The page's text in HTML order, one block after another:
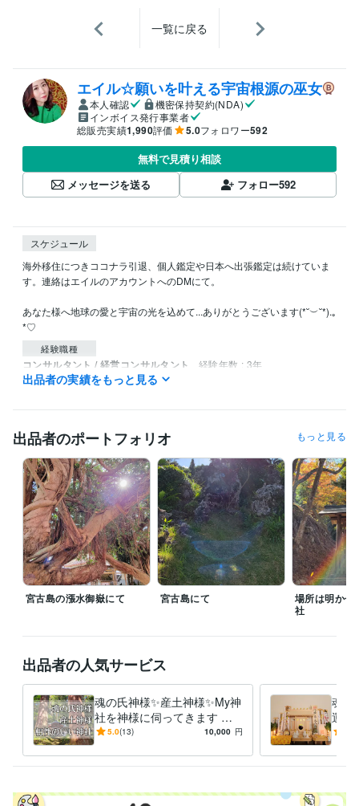
一覧に戻る
エイル☆願いを叶える宇宙根源の巫女
本人確認
機密保持契約(NDA)
インボイス発行事業者
総販売実績1,990評価 5.0フォロワー592
無料で見積り相談
メッセージを送る
フォロー592
スケジュール
海外移住につきココナラ引退、個人鑑定や日本へ出張鑑定は続けていま
す。連絡はエイルのアカウントへのDMにて。
あなた様へ地球の愛と宇宙の光を込めて...ありがとうございます(*˘︶˘*).｡
*♡
経験職種
コンサルタント / 経営コンサルタント 経験年数 : 3年
経営・マネジメント / 経営者・CEO・COO
ライフスタイル・その他 / スタイリスト 経験年数 : 2年
ビジネス・クリエイティブツール
Excel:10年PowerPoint:3年Word:10年STORES:0年Canva:3年
得意分野
占い 現状を好転させる宇宙霊視 宇宙根源ヒーリング 宇宙お祓い
（魂の手術） 開運ご祈祷
スピリチュアル ヒーリング サイキック 占い 霊能力 恋愛
仕事
霊障
霊感 霊視
悩み相談・カウンセリング スターシードの生き方・育て方
占い カウンセリング 人生 人間関係 仕事 運命
スターシード
宇宙
出品者の実績をもっと見る
出品者のポートフォリオ もっと見る
宮古島の漲水御嶽にて 宮古島にて
場所は明かせ
社
出品者の人気サービス
魂の氏神様✨産土神様✨My神
社を神様に伺ってきます 相
性のいい・Myパワースポッ
る方法
5.0(13) 10,000 円
魂を
運上
宙の
ル解